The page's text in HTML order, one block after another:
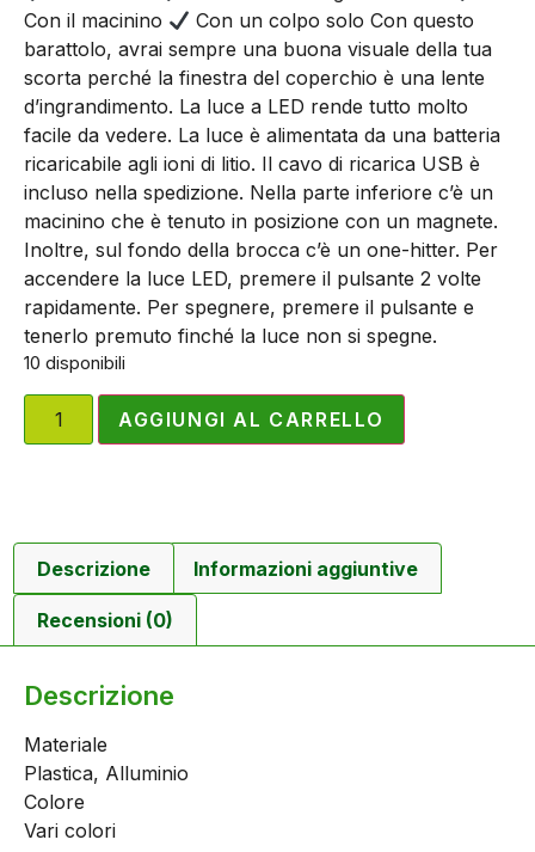
Con il macinino
Con un colpo solo Con questo
barattolo, avrai sempre una buona visuale della tua
scorta perché la finestra del coperchio è una lente
d’ingrandimento. La luce a LED rende tutto molto
facile da vedere. La luce è alimentata da una batteria
ricaricabile agli ioni di litio. Il cavo di ricarica USB è
incluso nella spedizione. Nella parte inferiore c’è un
macinino che è tenuto in posizione con un magnete.
Inoltre, sul fondo della brocca c’è un one-hitter. Per
accendere la luce LED, premere il pulsante 2 volte
rapidamente. Per spegnere, premere il pulsante e
tenerlo premuto finché la luce non si spegne.
10 disponibili
AGGIUNGI AL CARRELLO
Descrizione Informazioni aggiuntive
Recensioni (0)
Descrizione
Materiale
Plastica, Alluminio
Colore
Vari colori